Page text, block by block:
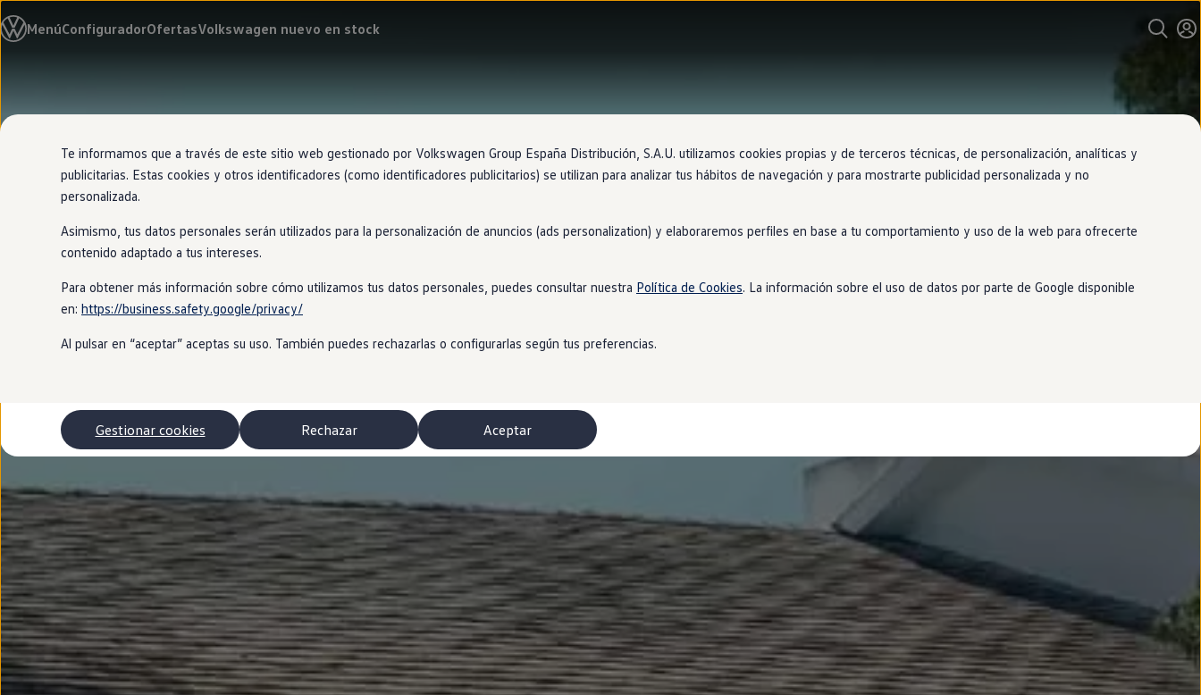
directamente
directamente
página
MenúConfiguradorOfertasVolkswagen nuevo en stock
Modelos y configurador
Nuevo ID. Cross
Financiación
My Way
Seguros
Empresas
Autoescuelas
Más sobre eléctricos
Más sobre híbridos
Plan Auto +
Etiquetas DGT
Simulador de autonomía, carga y ahorro
Soluciones de carga
Autonomía
Clientes y posventa
Club Volkswagen
Ofertas posventa
Beneficios Volkswagen
Asistencia en carretera
Servicios de movilidad
Garantía del fabricante
Beneficios del taller oficial
Rent-a-Car
Servicios digitales
Buscar servicios para tu modelo
Volkswagen Apps, inicio de sesión y tienda
Conectar el móvil con el vehículo
Actualizaciones del software, los mapas y las emisoras de radio
Mantenimiento y reparaciones
Revisiones e ITV
Te informamos que a través de este sitio web gestionado por Volkswagen Group España Distribución, S.A.U. utilizamos cookies propias y de terceros técnicas, de personalización, analíticas y
publicitarias. Estas cookies y otros identificadores (como identificadores publicitarios) se utilizan para analizar tus hábitos de navegación y para mostrarte publicidad personalizada y no
personalizada.
Asimismo, tus datos personales serán utilizados para la personalización de anuncios (ads personalization) y elaboraremos perfiles en base a tu comportamiento y uso de la web para ofrecerte
contenido adaptado a tus intereses.
Para obtener más información sobre cómo utilizamos tus datos personales, puedes consultar nuestra Política de Cookies. La información sobre el uso de datos por parte de Google disponible
en: https://business.safety.google/privacy/
Al pulsar en “aceptar” aceptas su uso. También puedes rechazarlas o configurarlas según tus preferencias.
Aceptar
Rechazar
Gestionar cookies